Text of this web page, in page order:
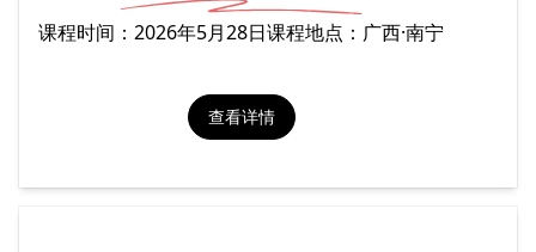
课程时间：2026年5月28日课程地点：广西·南宁
查看详情